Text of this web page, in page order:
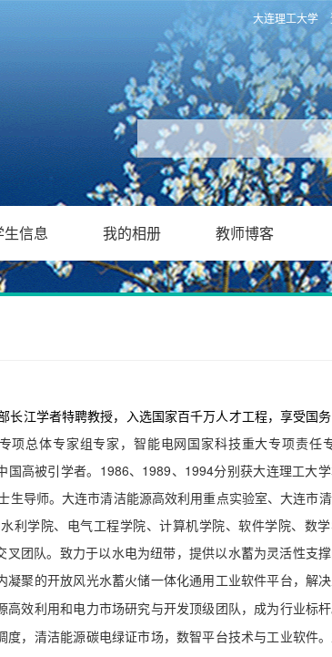
大连理工大学
生信息 我的相册 教师博客
长江学者特聘教授，入选国家百千万人才工程，享受国
项总体专家组专家，智能电网国家科技重大专项责任
高被引学者。1986、1989、1994分别获大连理工大学
生导师。大连市清洁能源高效利用重点实验室、大连市
利学院、电气工程学院、计算机学院、软件学院、数
叉团队。致力于以水电为纽带，提供以水蓄为灵活性支
凝聚的开放风光水蓄火储一体化通用工业软件平台，解
高效利用和电力市场研究与开发顶级团队，成为行业标
度，清洁能源碳电绿证市场，数智平台技术与工业软件